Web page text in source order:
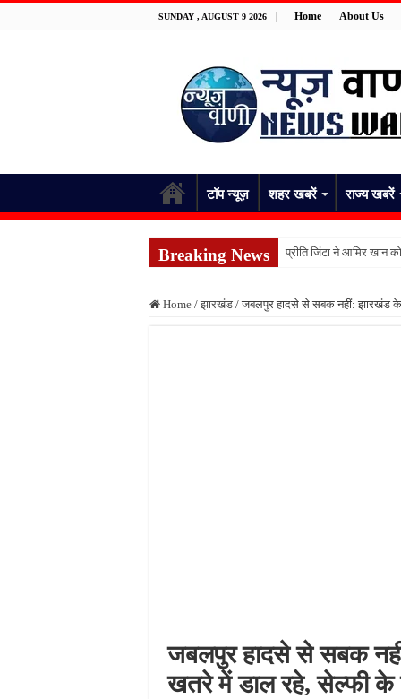
SUNDAY , AUGUST 9 2026 Home About Us
टॉप न्यूज़ शहर खबरें राज्य खबरें
Breaking News प्रीति जिंटा ने आमिर खान
जमानत के नाम पर बड़ा
Home / झारखंड / जबलपुर हादसे से सबक नहीं: झारखंड
जबलपुर हादसे से सबक
खतरे में डाल रहे, सेल्फी के